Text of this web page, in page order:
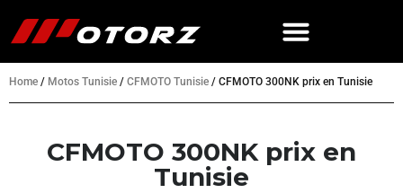
Home / Motos Tunisie / CFMOTO Tunisie / CFMOTO 300NK prix en Tunisie
CFMOTO 300NK prix en
Tunisie